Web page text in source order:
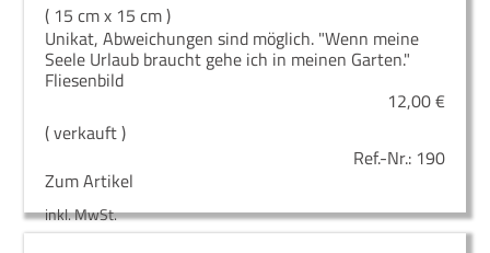
( 15 cm x 15 cm )
Unikat, Abweichungen sind möglich. "Wenn meine
Seele Urlaub braucht gehe ich in meinen Garten."
Fliesenbild
12,00€
( verkauft )
Ref.-Nr.: 190
Zum Artikel
inkl. MwSt.